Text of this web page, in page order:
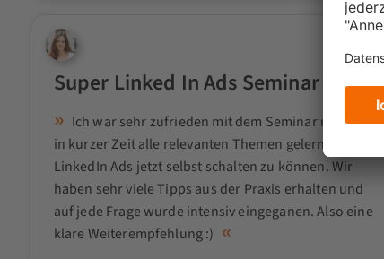
Super Linked In Ads Seminar
Ich war sehr zufrieden mit dem Seminar und habe
in kurzer Zeit alle relevanten Themen gelernt, um
LinkedIn Ads jetzt selbst schalten zu können. Wir
haben sehr viele Tipps aus der Praxis erhalten und
auf jede Frage wurde intensiv eingeganen. Also eine
klare Weiterempfehlung :)